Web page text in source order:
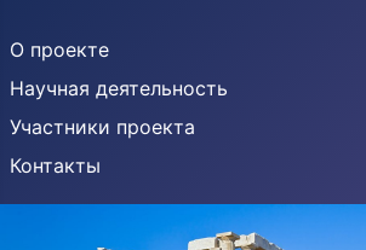
О проекте
Научная деятельность
Участники проекта
Контакты